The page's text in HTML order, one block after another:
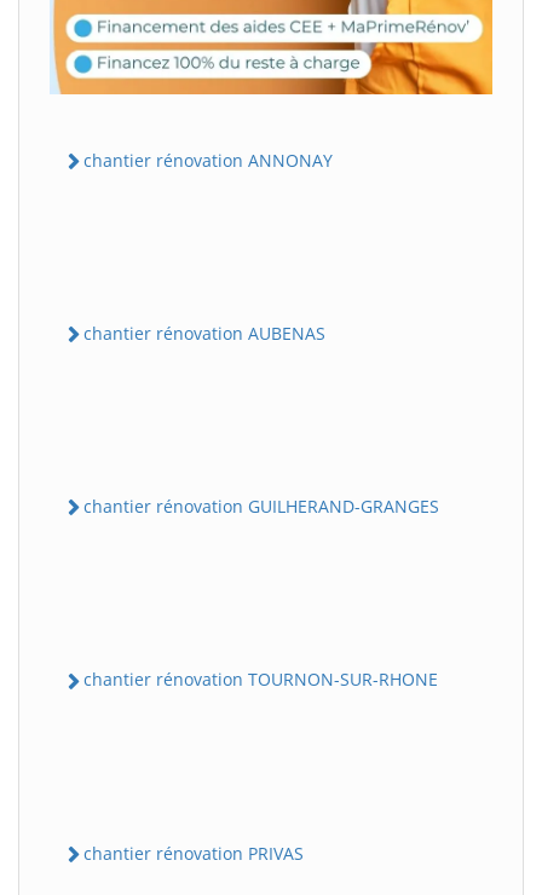
chantier rénovation ANNONAY
chantier rénovation AUBENAS
chantier rénovation GUILHERAND-GRANGES
chantier rénovation TOURNON-SUR-RHONE
chantier rénovation PRIVAS